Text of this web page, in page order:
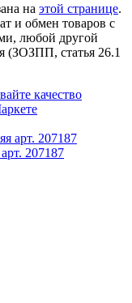
на этой странице.
и обмен товаров с
любой другой
(ЗОЗПП, статья 26.1
207187